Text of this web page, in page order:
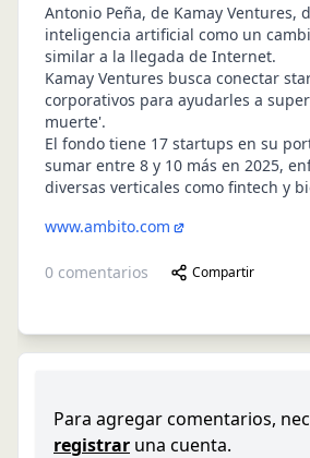
Antonio Peña, de Kamay Ventures,
inteligencia artificial como un
similar a la llegada de Internet.
Kamay Ventures busca conectar
corporativos para ayudarles a
muerte'.
El fondo tiene 17 startups en su
sumar entre 8 y 10 más en 2025,
diversas verticales como fintech y
www.ambito.com
0 comentarios Compartir
Para agregar comentarios,
registrar una cuenta.